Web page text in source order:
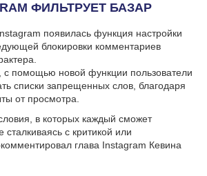
ФИЛЬТРУЕТ БАЗАР
появилась функция настройки
блокировки комментариев
помощью новой функции пользователи
списки запрещенных слов, благодаря
от просмотра.
в которых каждый сможет
сталкиваясь с критикой или
глава Instagram Кевина